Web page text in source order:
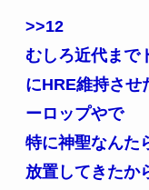
>>12
むしろ近代まで
にHRE維持させ
ーロップやで
特に神聖なんた
放置してきたか